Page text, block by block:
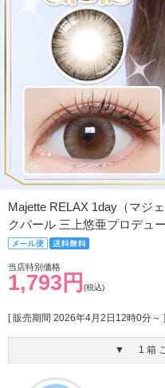
Majette RELAX 1day（マジ
クパール 三上悠亜プロデュ
当店特別価格
1,793円 (税込)
[ 販売期間 2026年4月2日12時0分～ ]
▼ 1箱